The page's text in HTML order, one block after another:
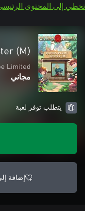
تخطي إلى المحتوى
(M)
Limited
مجاني
يتطلب توفر لعبة
إضافة